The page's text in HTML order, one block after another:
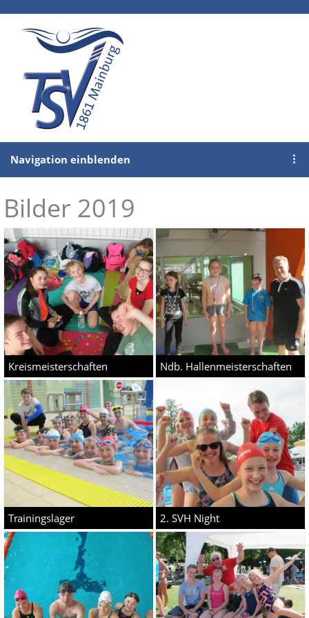
Navigation einblenden
Bilder 2019
Kreismeisterschaften Ndb. Hallenmeisterschaften
Trainingslager 2. SVH Night